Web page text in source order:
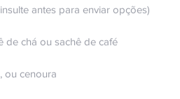
antes para enviar opções)
de chá ou sachê de café
ou cenoura